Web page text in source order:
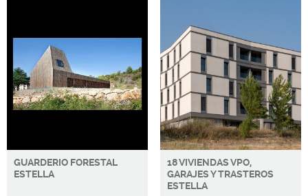
GUARDERIO FORESTAL
ESTELLA
18 VIVIENDAS VPO,
GARAJES Y TRASTEROS
ESTELLA